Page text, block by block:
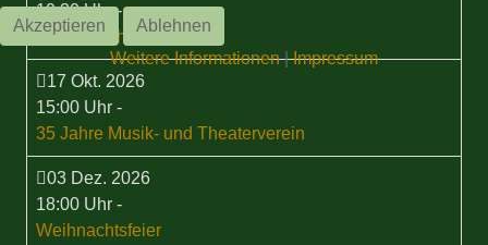
19:30 Uhr-
Stammtisch
17 Okt. 2026
15:00 Uhr -
35 Jahre Musik- und Theaterverein
03 Dez. 2026
18:00 Uhr -
Weihnachtsfeier
Akzeptieren
Ablehnen
Weitere Informationen|Impressum